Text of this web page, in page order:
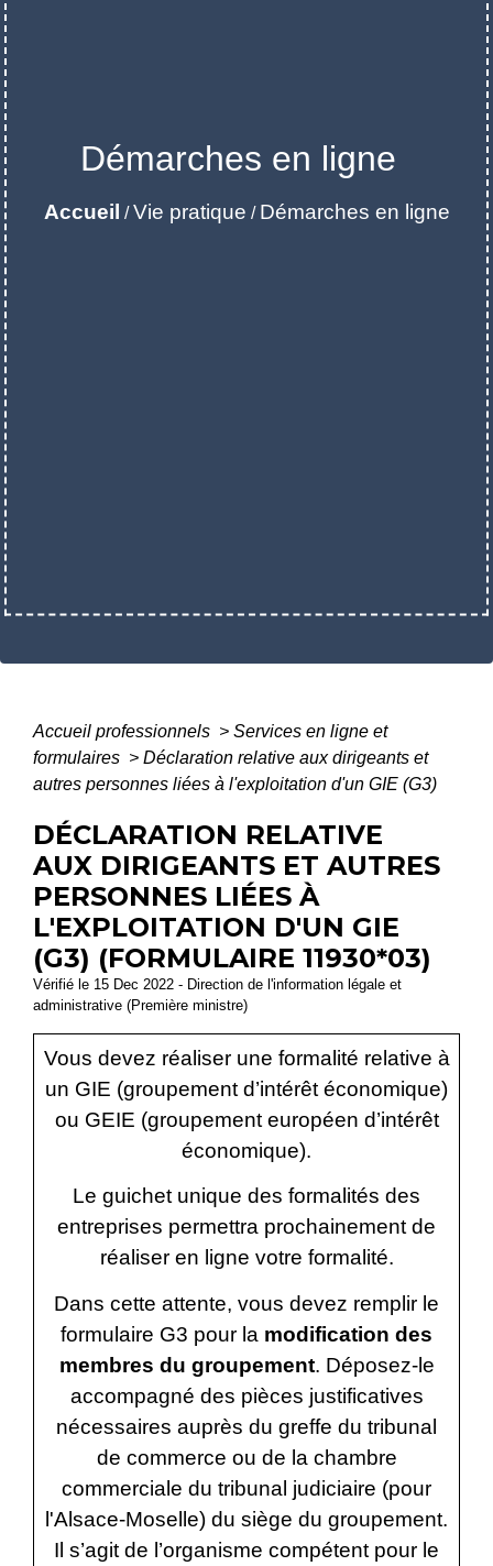
Démarches en ligne
Accueil /Vie pratique / Démarches en ligne
Accueil professionnels > Services en ligne et
formulaires > Déclaration relative aux dirigeants et
autres personnes liées à l'exploitation d'un GIE (G3)
DÉCLARATION RELATIVE
AUX DIRIGEANTS ET AUTRES
PERSONNES LIÉES À
L'EXPLOITATION D'UN GIE
(G3) (FORMULAIRE 11930*03)
Vérifié le 15 Dec 2022 - Direction de l'information légale et
administrative (Première ministre)
Vous devez réaliser une formalité relative à
un GIE (groupement d’intérêt économique)
ou GEIE (groupement européen d’intérêt
économique).
Le guichet unique des formalités des
entreprises permettra prochainement de
réaliser en ligne votre formalité.
Dans cette attente, vous devez remplir le
formulaire G3 pour la modification des
membres du groupement. Déposez-le
accompagné des pièces justificatives
nécessaires auprès du greffe du tribunal
de commerce ou de la chambre
commerciale du tribunal judiciaire (pour
l'Alsace-Moselle) du siège du groupement.
Il s’agit de l’organisme compétent pour le